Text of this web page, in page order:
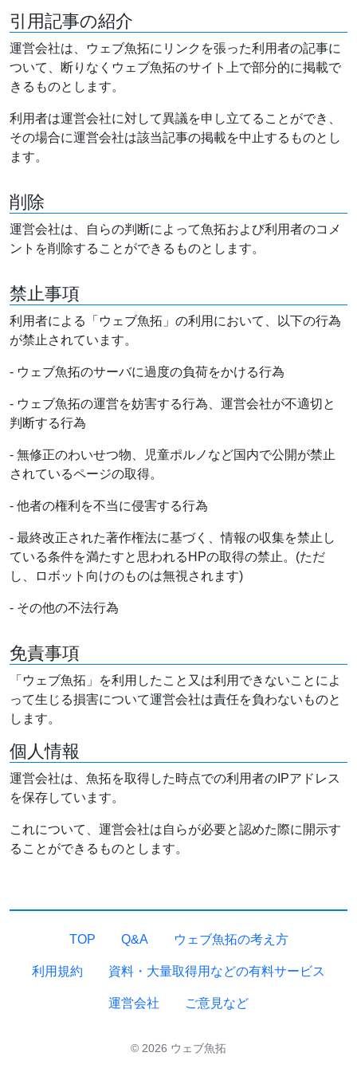
引用記事の紹介
運営会社は、ウェブ魚拓にリンクを張った利用者の記事に
ついて、断りなくウェブ魚拓のサイト上で部分的に掲載で
きるものとします。
利用者は運営会社に対して異議を申し立てることができ、
その場合に運営会社は該当記事の掲載を中止するものとし
ます。
削除
運営会社は、自らの判断によって魚拓および利用者のコメ
ントを削除することができるものとします。
禁止事項
利用者による「ウェブ魚拓」の利用において、以下の行為
が禁止されています。
- ウェブ魚拓のサーバに過度の負荷をかける行為
- ウェブ魚拓の運営を妨害する行為、運営会社が不適切と
判断する行為
- 無修正のわいせつ物、児童ポルノなど国内で公開が禁止
されているページの取得。
- 他者の権利を不当に侵害する行為
- 最終改正された著作権法に基づく、情報の収集を禁止し
ている条件を満たすと思われるHPの取得の禁止。(ただ
し、ロボット向けのものは無視されます)
- その他の不法行為
免責事項
「ウェブ魚拓」を利用したこと又は利用できないことによ
って生じる損害について運営会社は責任を負わないものと
します。
個人情報
運営会社は、魚拓を取得した時点での利用者のIPアドレス
を保存しています。
これについて、運営会社は自らが必要と認めた際に開示す
ることができるものとします。
TOP Q&A ウェブ魚拓の考え方
利用規約 資料・大量取得用などの有料サービス
運営会社 ご意見など
© 2026 ウェブ魚拓